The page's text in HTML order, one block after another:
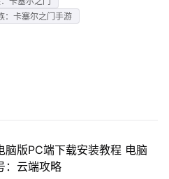
：卡塞尔之门手游
脑版PC端下载安装教程 电脑
：云端攻略